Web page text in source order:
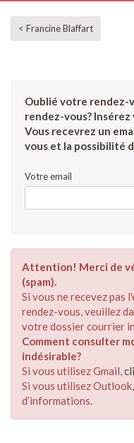
< Francine Blaffart
Oublié votre rendez-
rendez-vous?
Vous recevrez un
vous et la possibilité
Votre email
Attention! Merci de
(spam).
Si vous ne recevez pas
rendez-vous, veuillez
votre dossier courrier
Comment consulter
indésirable?
Si vous utilisez Gmail,
Si vous utilisez Outlook,
d’informations.